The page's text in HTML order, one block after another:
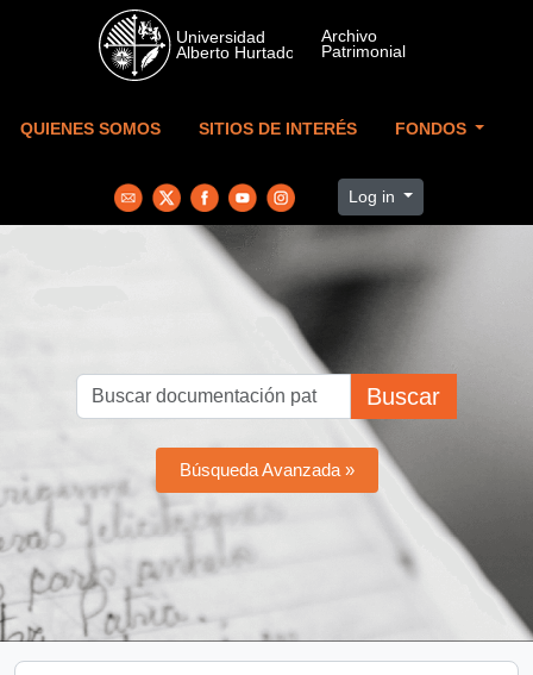
Skip to main content
QUIENES SOMOS SITIOS DE INTERÉS FONDOS
Log in
Buscar
Búsqueda Avanzada »